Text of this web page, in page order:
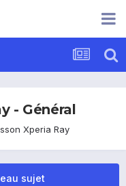
- Général
Xperia Ray
sujet